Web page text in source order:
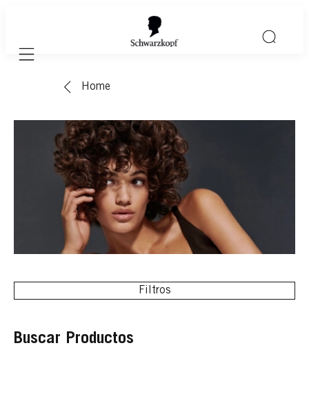
Mobile navigation
Home
Filtros
Buscar Productos